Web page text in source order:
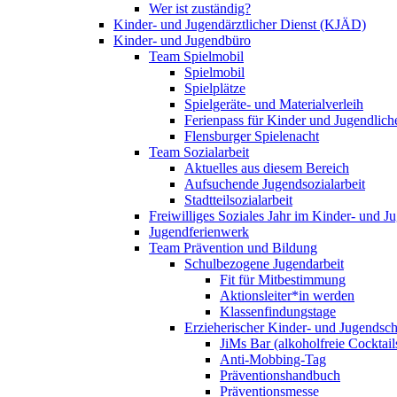
Wer ist zuständig?
Kinder- und Jugendärztlicher Dienst (KJÄD)
Kinder- und Jugendbüro
Team Spielmobil
Spielmobil
Spielplätze
Spielgeräte- und Materialverleih
Ferienpass für Kinder und
Flensburger Spielenacht
Team Sozialarbeit
Aktuelles aus diesem Bereich
Aufsuchende Jugendsozialarbeit
Stadtteilsozialarbeit
Freiwilliges Soziales Jahr im Kinder- und
Jugendferienwerk
Team Prävention und Bildung
Schulbezogene Jugendarbeit
Fit für Mitbestimmung
Aktionsleiter*in werden
Klassenfindungstage
Erzieherischer Kinder- und
JiMs Bar (alkoholfreie
Anti-Mobbing-Tag
Präventionshandbuch
Präventionsmesse